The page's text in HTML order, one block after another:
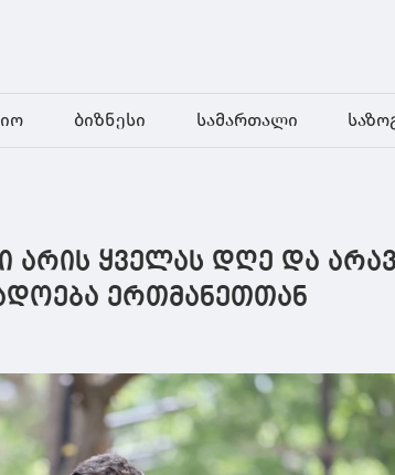
ბიზნესი სამართალი
არის ყველას დღე და
ერთმანეთთან